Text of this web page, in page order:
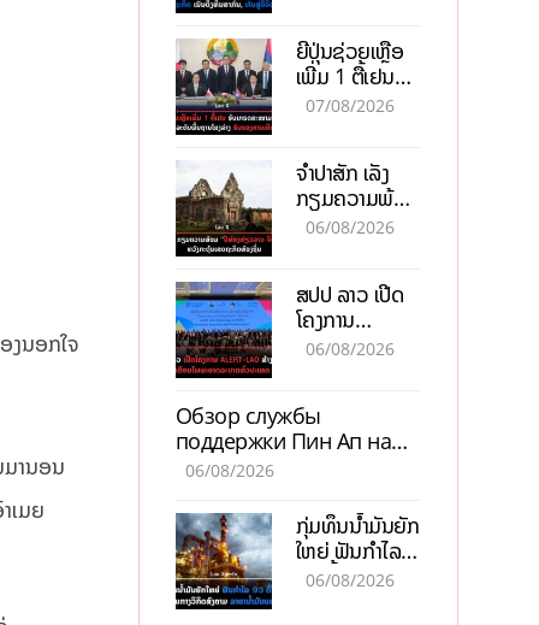
ງນອກໃຈ
ມານອນ
ເມຍ
ສາກົນ, ຫັນສູ່ດິຈິ
ຕອນ
ຍີ່ປຸ່ນຊ່ວຍເຫຼືອ
ເພີ່ມ 1 ຕື້ເຢນ
ອັບເກຣດ
ເຕີບໂຕ
07/08/2026
ຈຳປາສັກ ເລັ່ງ
ກຽມຄວາມພ້ອມ
“ປີທ່ອງທ່ຽວ
ເສດຖະກິດ
ທ້ອງຖິ່ນ
06/08/2026
ສປປ ລາວ ເປີດ
ໂຄງການ
ALERT-LAO
ລະບາດທົ່ວ
ປະເທດ
06/08/2026
Обзор службы
поддержки Пин Ап на
официальном сайте с
информацией
06/08/2026
ກຸ່ມທຶນນ້ຳມັນຍັກ
ໃຫຍ່ ຟັນກຳໄລ
93 ຕື້ໂດລາ
06/08/2026